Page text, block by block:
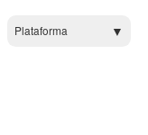
Plataforma